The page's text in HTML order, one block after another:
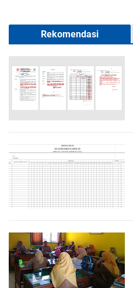
Rekomendasi